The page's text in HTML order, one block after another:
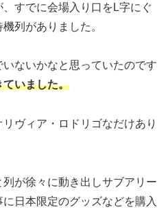
すでに会場入り口をL字にぐ
列がありました。
ないかなと思っていたのです
ていました。
ヴィア・ロドリゴなだけあり
が徐々に動き出しサブアリー
日本限定のグッズなどを購入